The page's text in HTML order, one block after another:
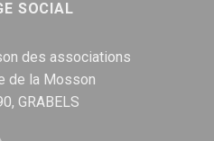
SOCIAL
des associations
de la Mosson
GRABELS